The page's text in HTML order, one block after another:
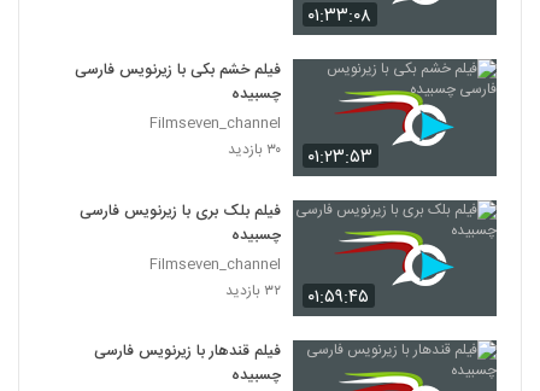
۰۱:۳۳:۰۸
۰۱:۲۳:۵۳
فیلم خشم بکی با زیرنویس فارسی
چسبیده
Filmseven_channel
۳۰ بازدید
۰۱:۵۹:۴۵
فیلم بلک بری با زیرنویس فارسی
چسبیده
Filmseven_channel
۳۲ بازدید
فیلم قندهار با زیرنویس فارسی
چسبیده